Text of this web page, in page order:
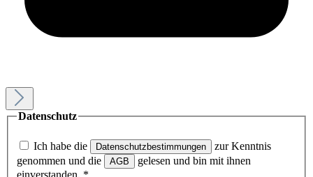
Datenschutz
Ich habe die Datenschutzbestimmungen
zur Kenntnis
genommen und die
AGB
gelesen und bin mit ihnen